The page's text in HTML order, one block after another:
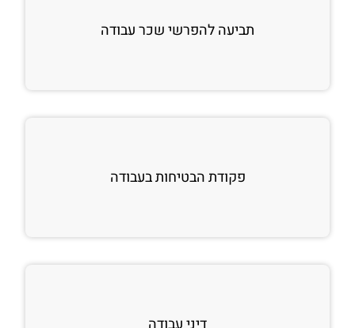
תביעה להפרשי שכר עבודה
פקודת הבטיחות בעבודה